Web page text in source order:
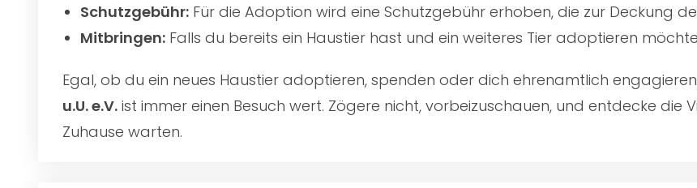
Schutzgebühr: Für die Adoption wird eine Schutzgebühr erhoben, die zur Deckung
Mitbringen: Falls du bereits ein Haustier hast und ein weiteres Tier adoptieren
Egal, ob du ein neues Haustier adoptieren, spenden oder dich ehrenamtlich
u.U. e.V. ist immer einen Besuch wert. Zögere nicht, vorbeizuschauen, und entdecke die
Zuhause warten.